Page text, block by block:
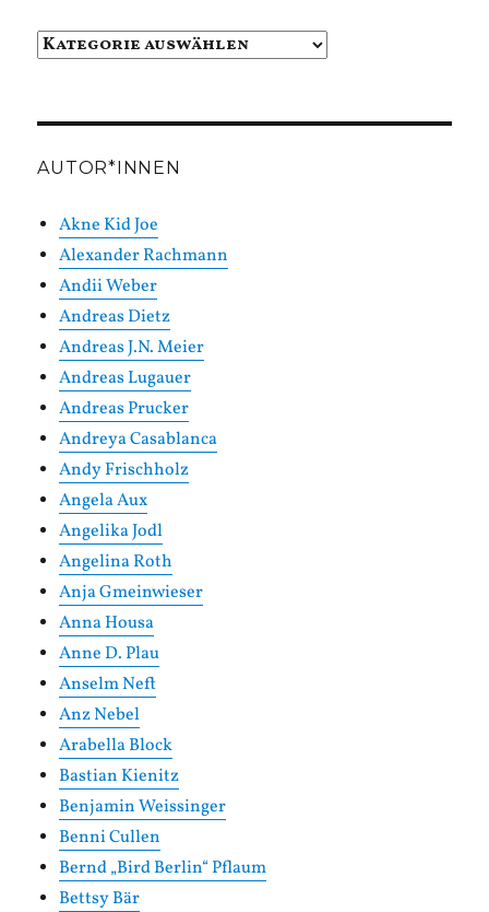
Beiträge
AUTOR*INNEN
Akne Kid Joe
Alexander Rachmann
Andii Weber
Andreas Dietz
Andreas J.N. Meier
Andreas Lugauer
Andreas Prucker
Andreya Casablanca
Andy Frischholz
Angela Aux
Angelika Jodl
Angelina Roth
Anja Gmeinwieser
Anna Housa
Anne D. Plau
Anselm Neft
Anz Nebel
Arabella Block
Bastian Kienitz
Benjamin Weissinger
Benni Cullen
Bernd „Bird Berlin“ Pflaum
Bettsy Bär